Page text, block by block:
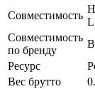
Совместимость
Совместимость
по бренду
Ресурс
Вес брутто